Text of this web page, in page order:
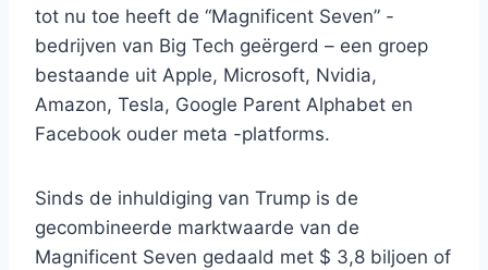
tot nu toe heeft de “Magnificent Seven” -
bedrijven van Big Tech geërgerd – een groep
bestaande uit Apple, Microsoft, Nvidia,
Amazon, Tesla, Google Parent Alphabet en
Facebook ouder meta -platforms.
Sinds de inhuldiging van Trump is de
gecombineerde marktwaarde van de
Magnificent Seven gedaald met $ 3,8 biljoen of